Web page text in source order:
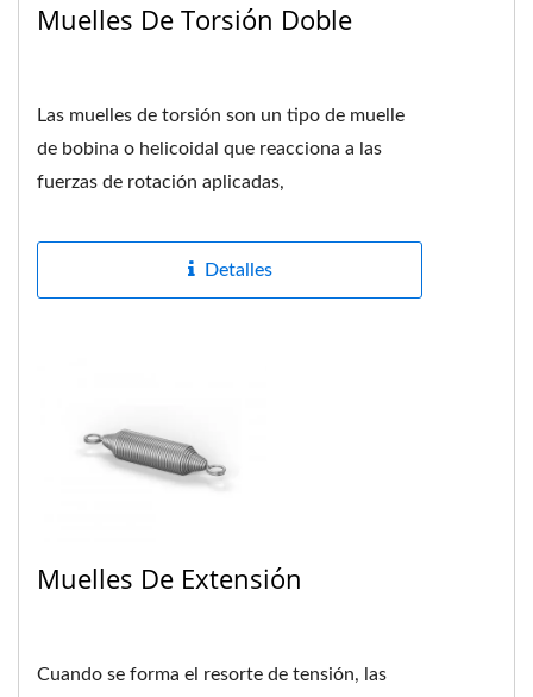
Muelles De Torsión Doble
Las muelles de torsión son un tipo de muelle
de bobina o helicoidal que reacciona a las
fuerzas de rotación aplicadas,
Detalles
Muelles De Extensión
Cuando se forma el resorte de tensión, las